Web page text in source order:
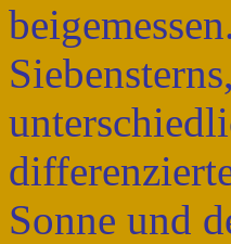
Sonne und